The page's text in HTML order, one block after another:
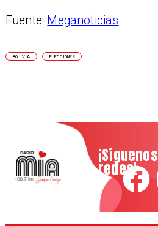
Fuente: Meganoticias
BOLIVIA ELECCIONES
redes!